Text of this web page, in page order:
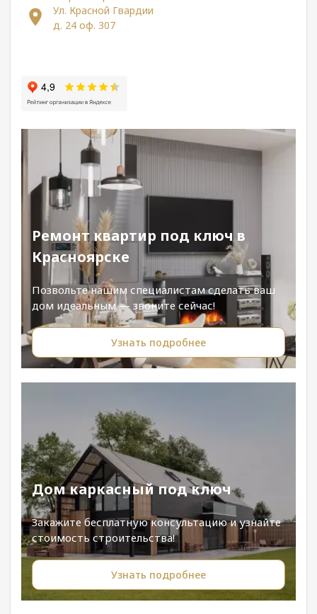
Ул. Красной Гвардии
д. 24 оф. 307
Ремонт квартир под ключ в
Красноярске
Позвольте нашим специалистам сделать ваш
дом идеальным — звоните сейчас!
Узнать подробнее
Дом каркасный под ключ
Закажите бесплатную консультацию и узнайте
стоимость строительства!
Узнать подробнее